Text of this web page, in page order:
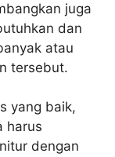
juga
dan
atau
tersebut.
yang baik,
harus
dengan